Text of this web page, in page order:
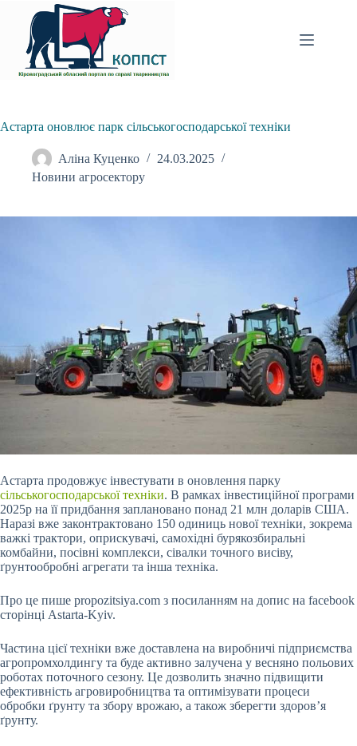
вмісту
Астарта оновлює парк сільськогосподарської техніки
Аліна Куценко
24.03.2025
Новини агросектору
Астарта продовжує інвестувати в оновлення парку
сільськогосподарської техніки. В рамках інвестиційної програми
2025р на її придбання заплановано понад 21 млн доларів США.
Наразі вже законтрактовано 150 одиниць нової техніки, зокрема
важкі трактори, оприскувачі, самохідні бурякозбиральні
комбайни, посівні комплекси, сівалки точного висіву,
ґрунтообробні агрегати та інша техніка.
Про це пише propozitsiya.com з посиланням на допис на facebook
сторінці Astarta-Kyiv.
Частина цієї техніки вже доставлена на виробничі підприємства
агропромхолдингу та буде активно залучена у весняно польових
роботах поточного сезону. Це дозволить значно підвищити
ефективність агровиробництва та оптимізувати процеси
обробки ґрунту та збору врожаю, а також зберегти здоров’я
ґрунту.